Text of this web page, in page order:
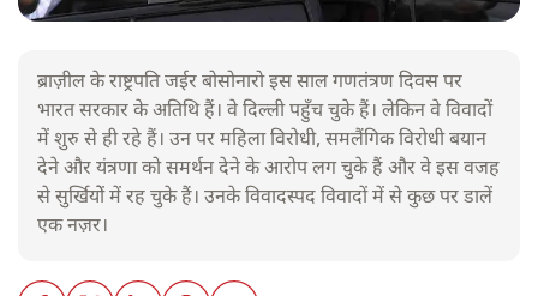
ब्राज़ील के राष्ट्रपति जईर बोसोनारो इस साल गणतंत्रण दिवस पर
भारत सरकार के अतिथि हैं। वे दिल्ली पहुँच चुके हैं। लेकिन वे विवादों
में शुरु से ही रहे हैं। उन पर महिला विरोधी, समलैंगिक विरोधी बयान
देने और यंत्रणा को समर्थन देने के आरोप लग चुके हैं और वे इस वजह
से सुर्खियोें में रह चुके हैं। उनके विवादस्पद विवादों में से कुछ पर डालें
एक नज़र।